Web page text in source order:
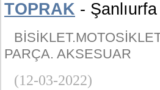
TOPRAK - Şanlıurfa
PARÇA. AKSESUAR
(12-03-2022)